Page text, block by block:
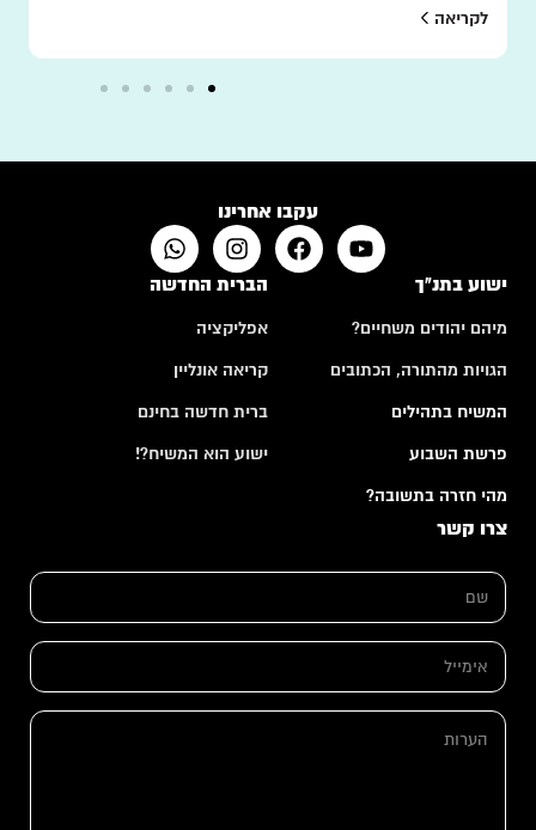
לקריאה
עקבו אחרינו
ישוע בתנ"ך
מיהם יהודים משחיים?
הגויות מהתורה, הכתובים
המשיח בתהילים
פרשת השבוע
מהי חזרה בתשובה?
הברית החדשה
אפליקציה
קריאה אונליין
ברית חדשה בחינם
ישוע הוא המשיח?!
צרו קשר
ם
ע
ר
ת
י
ש
*
א
מ
י
ה